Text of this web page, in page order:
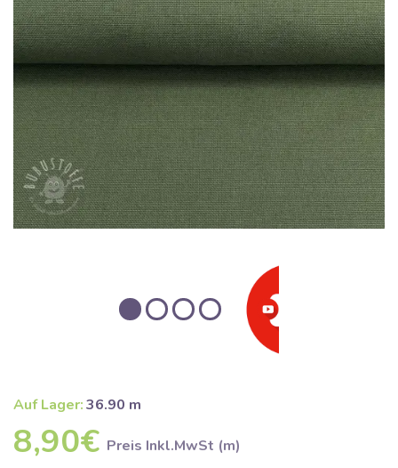
Auf Lager:36.90 m
8,90€ Preis Inkl.MwSt (m)